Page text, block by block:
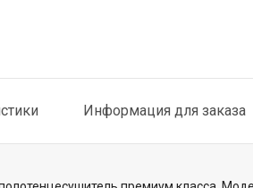
Информация для заказа